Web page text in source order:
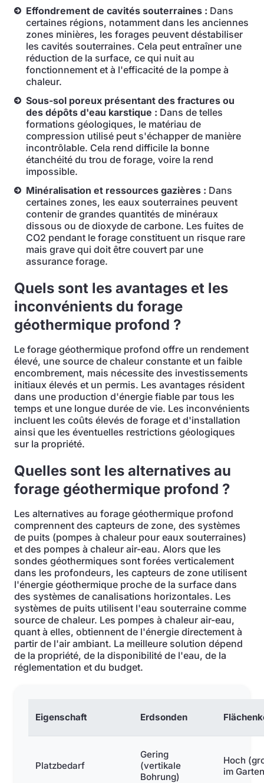
Effondrement de cavités souterraines : Dans
certaines régions, notamment dans les anciennes
zones minières, les forages peuvent déstabiliser
les cavités souterraines. Cela peut entraîner une
réduction de la surface, ce qui nuit au
fonctionnement et à l'efficacité de la pompe à
chaleur.
Sous-sol poreux présentant des fractures ou
des dépôts d'eau karstique : Dans de telles
formations géologiques, le matériau de
compression utilisé peut s'échapper de manière
incontrôlable. Cela rend difficile la bonne
étanchéité du trou de forage, voire la rend
impossible.
Minéralisation et ressources gazières : Dans
certaines zones, les eaux souterraines peuvent
contenir de grandes quantités de minéraux
dissous ou de dioxyde de carbone. Les fuites de
CO2 pendant le forage constituent un risque rare
mais grave qui doit être couvert par une
assurance forage.
Quels sont les avantages et les
inconvénients du forage
géothermique profond ?
Le forage géothermique profond offre un rendement
élevé, une source de chaleur constante et un faible
encombrement, mais nécessite des investissements
initiaux élevés et un permis. Les avantages résident
dans une production d'énergie fiable par tous les
temps et une longue durée de vie. Les inconvénients
incluent les coûts élevés de forage et d'installation
ainsi que les éventuelles restrictions géologiques
sur la propriété.
Quelles sont les alternatives au
forage géothermique profond ?
Les alternatives au forage géothermique profond
comprennent des capteurs de zone, des systèmes
de puits (pompes à chaleur pour eaux souterraines)
et des pompes à chaleur air-eau. Alors que les
sondes géothermiques sont forées verticalement
dans les profondeurs, les capteurs de zone utilisent
l'énergie géothermique proche de la surface dans
des systèmes de canalisations horizontales. Les
systèmes de puits utilisent l'eau souterraine comme
source de chaleur. Les pompes à chaleur air-eau,
quant à elles, obtiennent de l'énergie directement à
partir de l'air ambiant. La meilleure solution dépend
de la propriété, de la disponibilité de l'eau, de la
réglementation et du budget.
Eigenschaft Erdsonden
Platzbedarf
Gering
(vertikale
Bohrung)
Hoch
im